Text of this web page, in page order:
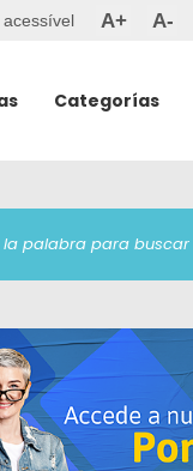
acessível A+ A-
Categorías